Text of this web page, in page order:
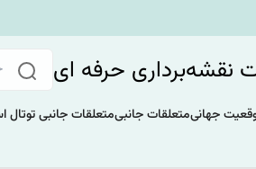
حرفه ای
جهانیمتعلقات جانبیمتعلقات جانبی توتال